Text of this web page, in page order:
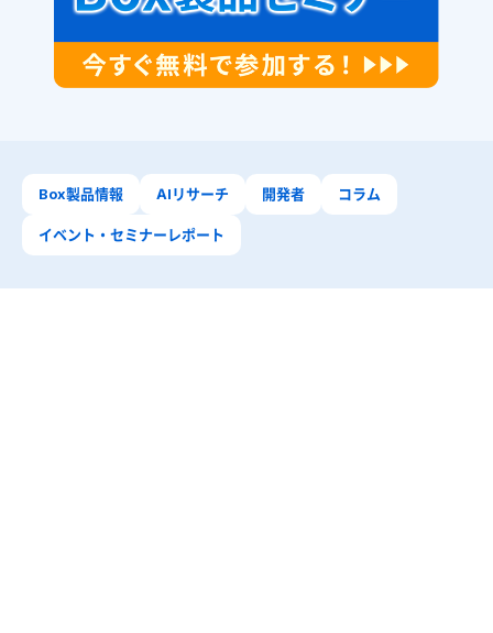
Box製品情報 AIリサーチ 開発者 コラム
イベント・セミナーレポート